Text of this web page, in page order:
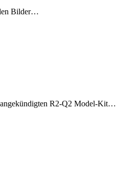
Bilder…
angekündigten R2-Q2 Model-Kit…